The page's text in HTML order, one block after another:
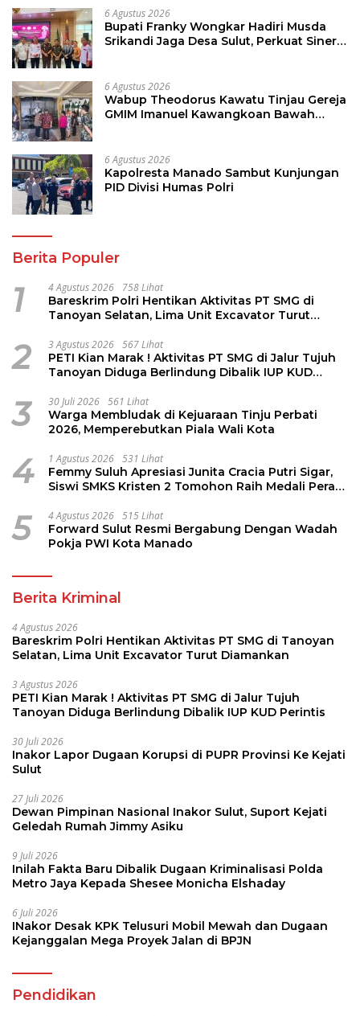
6 Agustus 2026
Bupati Franky Wongkar Hadiri Musda
Srikandi Jaga Desa Sulut, Perkuat Sinergi
6 Agustus 2026
Wabup Theodorus Kawatu Tinjau Gereja
GMIM Imanuel Kawangkoan Bawah
6 Agustus 2026
Kapolresta Manado Sambut Kunjungan
PID Divisi Humas Polri
Berita Populer
1 4 Agustus 2026 758 Lihat
Bareskrim Polri Hentikan Aktivitas PT SMG di
Tanoyan Selatan, Lima Unit Excavator Turut
2 3 Agustus 2026 567 Lihat
PETI Kian Marak ! Aktivitas PT SMG di Jalur Tujuh
Tanoyan Diduga Berlindung Dibalik IUP KUD
3 30 Juli 2026 561 Lihat
Warga Membludak di Kejuaraan Tinju Perbati
2026, Memperebutkan Piala Wali Kota
4 1 Agustus 2026 531 Lihat
Femmy Suluh Apresiasi Junita Cracia Putri Sigar,
Siswi SMKS Kristen 2 Tomohon Raih Medali Perak
5 4 Agustus 2026 515 Lihat
Forward Sulut Resmi Bergabung Dengan Wadah
Pokja PWI Kota Manado
Berita Kriminal
4 Agustus 2026
Bareskrim Polri Hentikan Aktivitas PT SMG di Tanoyan
Selatan, Lima Unit Excavator Turut Diamankan
3 Agustus 2026
PETI Kian Marak ! Aktivitas PT SMG di Jalur Tujuh
Tanoyan Diduga Berlindung Dibalik IUP KUD Perintis
30 Juli 2026
Inakor Lapor Dugaan Korupsi di PUPR Provinsi Ke Kejati
Sulut
27 Juli 2026
Dewan Pimpinan Nasional Inakor Sulut, Suport Kejati
Geledah Rumah Jimmy Asiku
9 Juli 2026
Inilah Fakta Baru Dibalik Dugaan Kriminalisasi Polda
Metro Jaya Kepada Shesee Monicha Elshaday
6 Juli 2026
INakor Desak KPK Telusuri Mobil Mewah dan Dugaan
Kejanggalan Mega Proyek Jalan di BPJN
Pendidikan